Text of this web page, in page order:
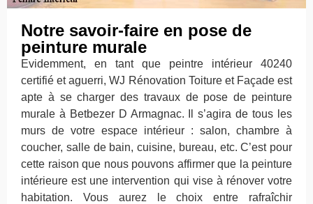
Notre savoir-faire en pose de
peinture murale
Evidemment, en tant que peintre intérieur 40240
certifié et aguerri, WJ Rénovation Toiture et Façade est
apte à se charger des travaux de pose de peinture
murale à Betbezer D Armagnac. Il s’agira de tous les
murs de votre espace intérieur : salon, chambre à
coucher, salle de bain, cuisine, bureau, etc. C’est pour
cette raison que nous pouvons affirmer que la peinture
intérieure est une intervention qui vise à rénover votre
habitation. Vous aurez le choix entre rafraîchir